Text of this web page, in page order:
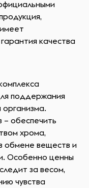
качества
поддержания
– обеспечить
хрома,
обмене веществ и
Особенно ценны
за весом,
чувства